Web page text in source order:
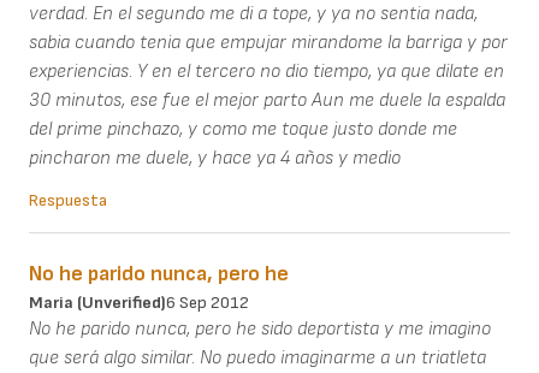
verdad. En el segundo me di a tope, y ya no sentia nada,
sabia cuando tenia que empujar mirandome la barriga y por
experiencias. Y en el tercero no dio tiempo, ya que dilate en
30 minutos, ese fue el mejor parto Aun me duele la espalda
del prime pinchazo, y como me toque justo donde me
pincharon me duele, y hace ya 4 años y medio
Respuesta
No he parido nunca, pero he
Maria (unverified)6 Sep 2012
No he parido nunca, pero he sido deportista y me imagino
que será algo similar. No puedo imaginarme a un triatleta